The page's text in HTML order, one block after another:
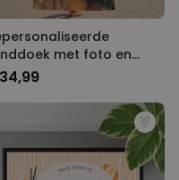
met foto en